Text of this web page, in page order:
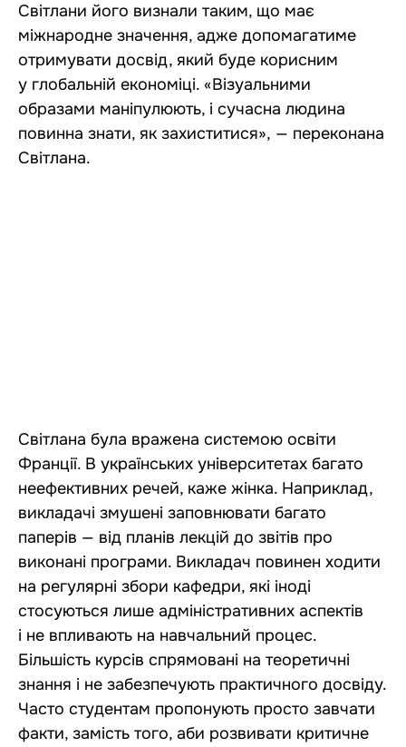
Світлани його визнали таким, що має
міжнародне значення, адже допомагатиме
отримувати досвід, який буде корисним
у глобальній економіці. «Візуальними
образами маніпулюють, і сучасна людина
повинна знати, як захиститися», — переконана
Світлана.
Світлана була вражена системою освіти
Франції. В українських університетах багато
неефективних речей, каже жінка. Наприклад,
викладачі змушені заповнювати багато
паперів — від планів лекцій до звітів про
виконані програми. Викладач повинен ходити
на регулярні збори кафедри, які іноді
стосуються лише адміністративних аспектів
і не впливають на навчальний процес.
Більшість курсів спрямовані на теоретичні
знання і не забезпечують практичного досвіду.
Часто студентам пропонують просто завчати
факти, замість того, аби розвивати критичне